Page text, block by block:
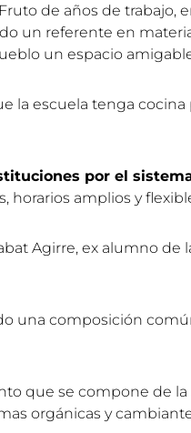
de años de trabajo,
un referente en
un espacio
escuela tenga
por el
amplios y
Agirre, ex alumno
una composición
que se compone de
orgánicas y